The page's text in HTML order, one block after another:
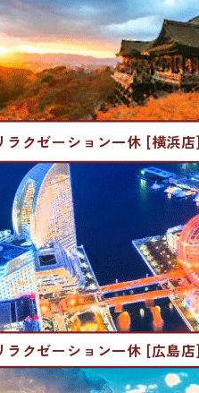
クゼーション一休 [横浜
クゼーション一休 [広島